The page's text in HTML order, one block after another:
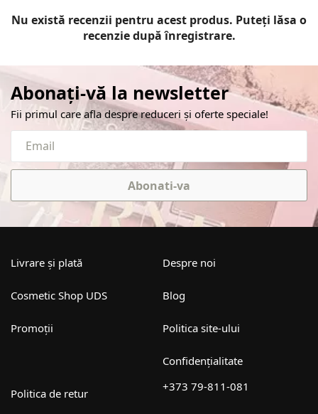
Nu există recenzii pentru acest produs. Puteți lăsa o
recenzie după înregistrare.
Abonați-vă la newsletter
Fii primul care afla despre reduceri și oferte speciale!
Abonati-va
Livrare și plată
Cosmetic Shop UDS
Promoții
Despre noi
Blog
Politica site-ului
Confidențialitate
Politica de retur +373 79-811-081